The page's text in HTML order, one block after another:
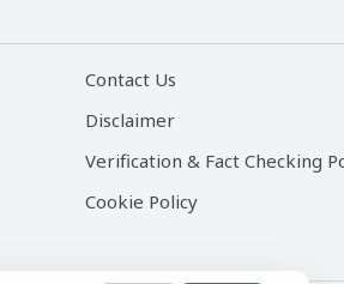
Contact Us
Disclaimer
Verification & Fact Checking
Cookie Policy